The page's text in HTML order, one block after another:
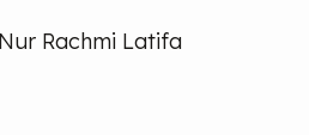
Rachmi Latifa